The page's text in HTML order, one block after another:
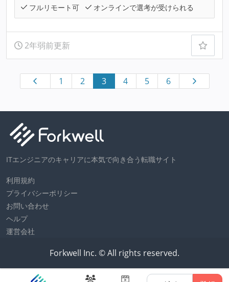
フルリモート可
オンラインで選考が受けられる
2年弱前更新
1 2 3 4 5 6
ITエンジニアのキャリアに本気で向き合う転職サイト
利用規約
プライバシーポリシー
お問い合わせ
ヘルプ
運営会社
Forkwell Inc. © All rights reserved.